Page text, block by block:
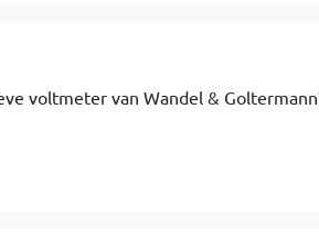
voltmeter van Wandel &